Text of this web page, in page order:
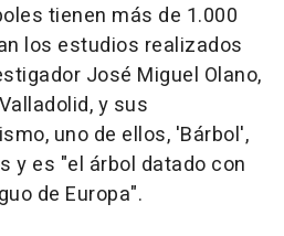
tienen más de 1.000
los estudios realizados
José Miguel Olano,
y sus
uno de ellos, 'Bárbol',
y es "el árbol datado con
de Europa".